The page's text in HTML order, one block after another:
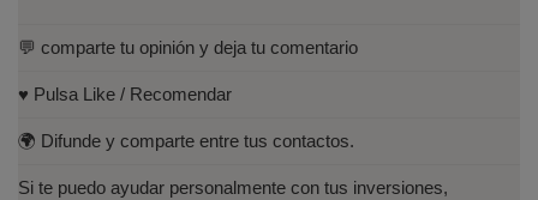
💬 comparte tu opinión y deja tu comentario
♥️ Pulsa Like / Recomendar
🌍 Difunde y comparte entre tus contactos.
Si te puedo ayudar personalmente con tus inversiones,